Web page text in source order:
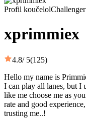
Profil koučelolChallenger
xprimmiex
4.8/ 5(125)
Hello my name is
I can play all lanes, but I
like me choose me as
rate and good
trusting me..!